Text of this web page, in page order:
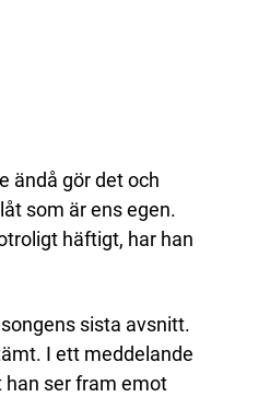
ändå gör det och
som är ens egen.
häftigt, har han
sista avsnitt.
I ett meddelande
ser fram emot